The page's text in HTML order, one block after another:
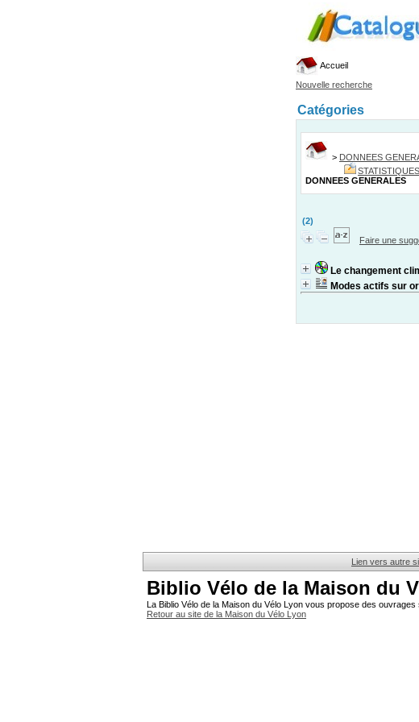
Accueil
Nouvelle recherche
Catégories
> DONNEES
DONNEES GENERALES
(2)
Faire une
Le changement
Modes actifs sur
Lien vers autre
Biblio Vélo de la Maison du
La Biblio Vélo de la Maison du Vélo Lyon vous propose des
Retour au site de la Maison du Vélo Lyon